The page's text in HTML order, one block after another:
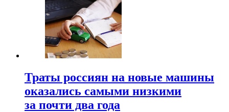
Траты россиян на новые машины
оказались самыми низкими
за почти два года